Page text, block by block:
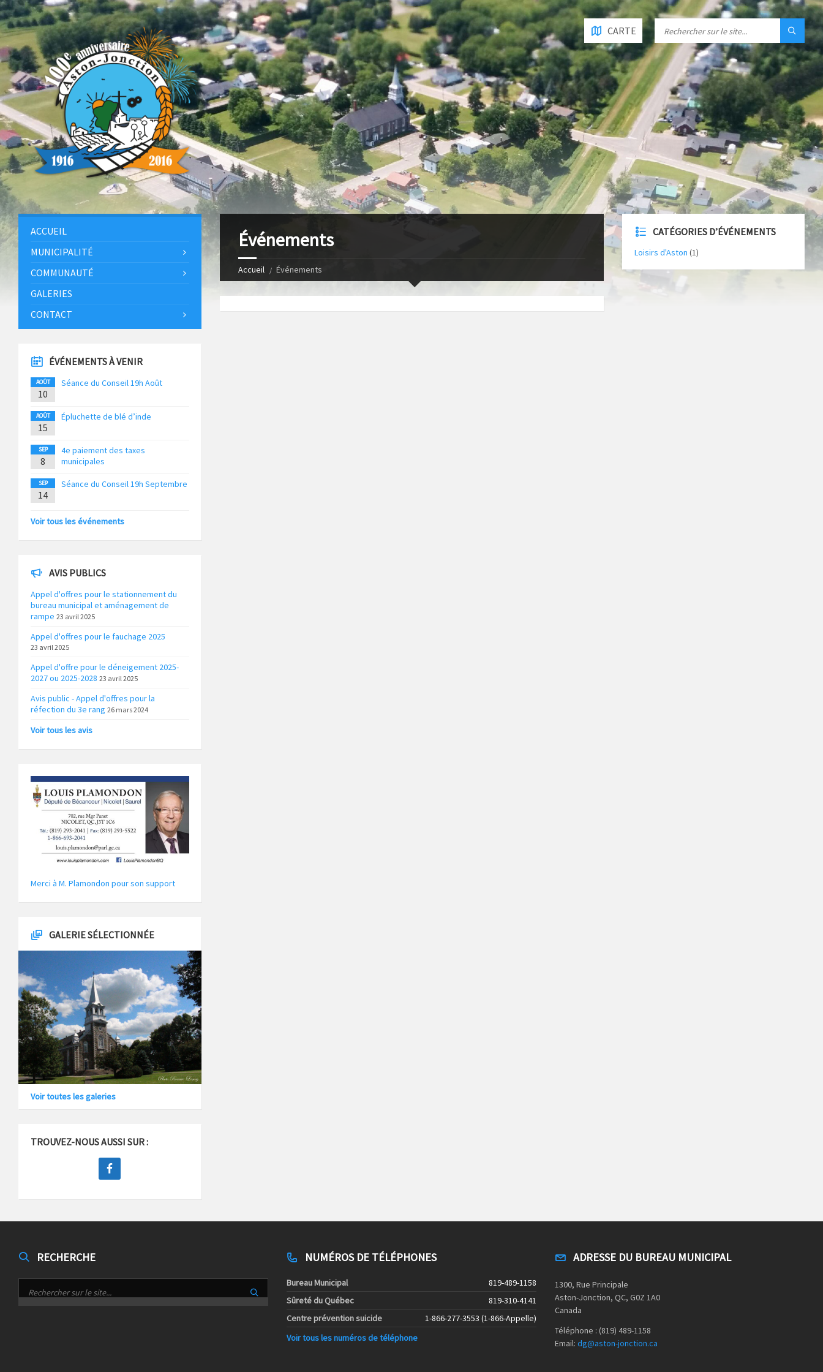
CARTE
Événements
Accueil Événements
ACCUEIL
MUNICIPALITÉ
COMMUNAUTÉ
GALERIES
CONTACT
ÉVÉNEMENTS À VENIR
AOÛT
10
Séance du Conseil 19h Août
AOÛT
15
Épluchette de blé d’inde
SEP
8
4e paiement des taxes
municipales
SEP
14
Séance du Conseil 19h Septembre
Voir tous les événements
AVIS PUBLICS
Appel d'offres pour le stationnement du
bureau municipal et aménagement de
rampe 23 avril 2025
Appel d'offres pour le fauchage 2025
23 avril 2025
Appel d'offre pour le déneigement 2025-
2027 ou 2025-2028 23 avril 2025
Avis public - Appel d'offres pour la
réfection du 3e rang 26 mars 2024
Voir tous les avis
Merci à M. Plamondon pour son support
GALERIE SÉLECTIONNÉE
Voir toutes les galeries
TROUVEZ-NOUS AUSSI SUR :
CATÉGORIES D’ÉVÉNEMENTS
Loisirs d'Aston (1)
RECHERCHE NUMÉROS DE TÉLÉPHONES
Bureau Municipal
819-489-1158
Sûreté du Québec
819-310-4141
Centre prévention suicide
1-866-277-3553 (1-866-Appelle)
Voir tous les numéros de téléphone
ADRESSE DU BUREAU MUNICIPAL
1300, Rue Principale
Aston-Jonction, QC, G0Z 1A0
Canada
Téléphone : (819) 489-1158
Email: dg@aston-jonction.ca